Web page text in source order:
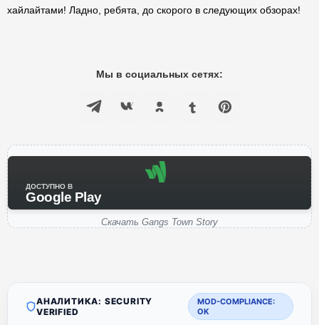
хайлайтами! Ладно, ребята, до скорого в следующих обзорах!
Мы в социальных сетях:
ДОСТУПНО В
Google Play
Скачать Gangs Town Story
АНАЛИТИКА: SECURITY
VERIFIED
MOD-COMPLIANCE:
OK